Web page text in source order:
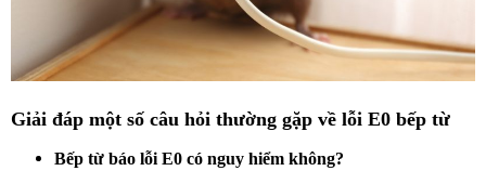
Giải đáp một số câu hỏi thường gặp về lỗi E0 bếp từ
Bếp từ báo lỗi E0 có nguy hiểm không?